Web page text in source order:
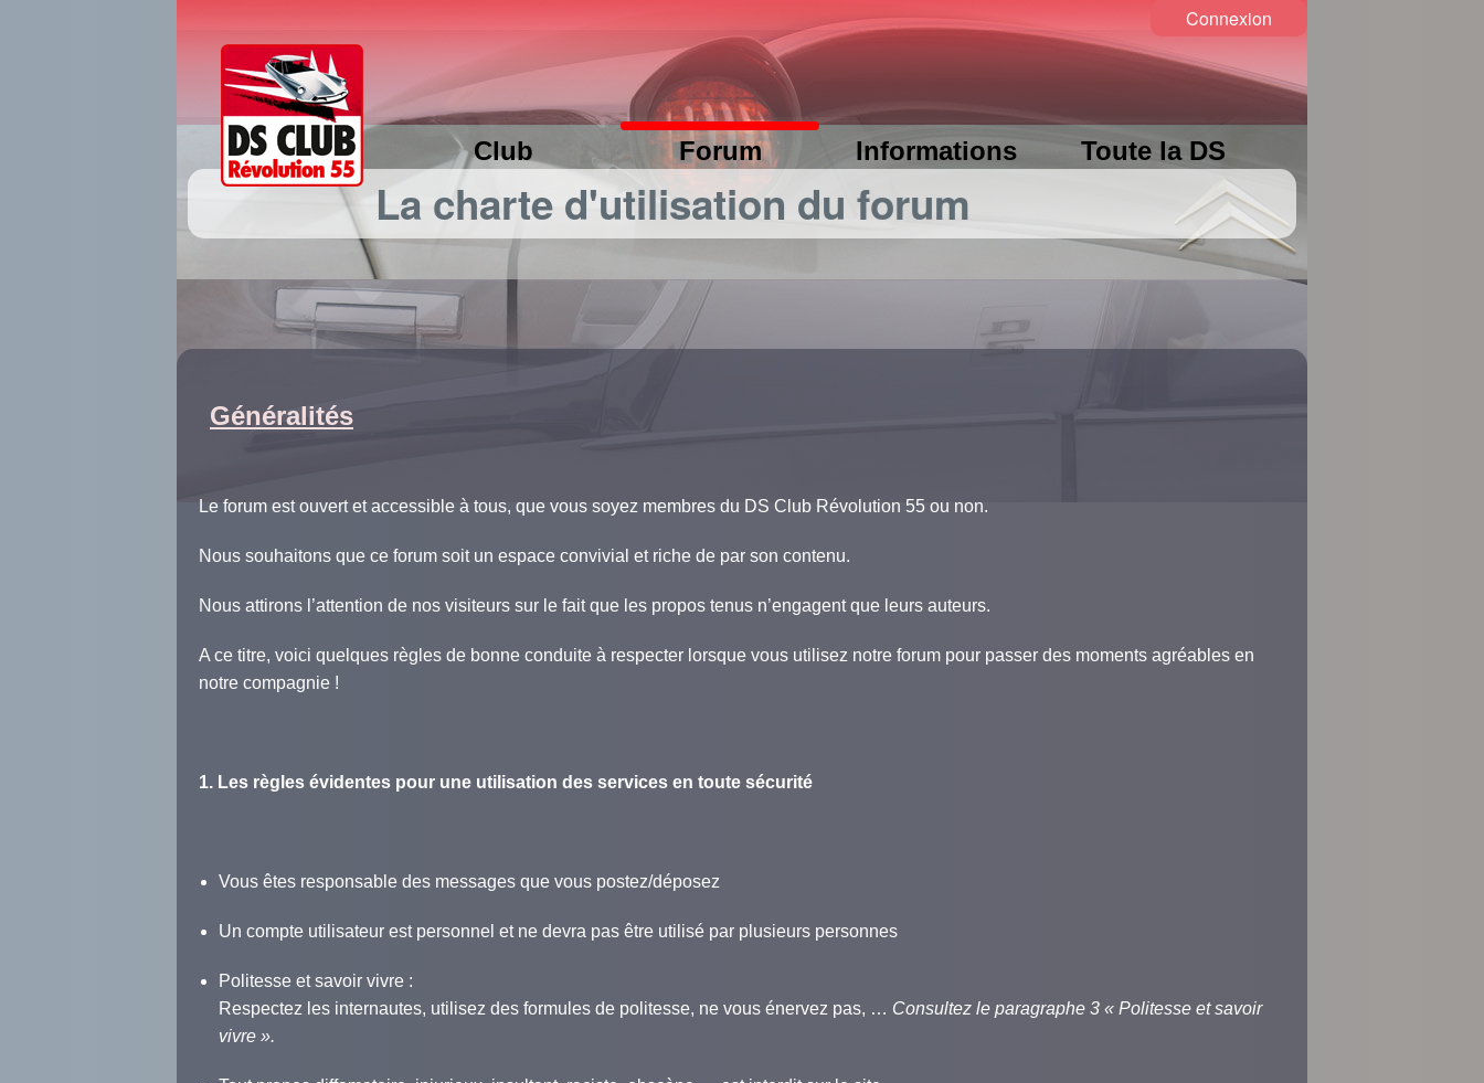
Connexion
Club Forum Informations Toute la DS
La charte d'utilisation du forum
Généralités
Le forum est ouvert et accessible à tous, que vous soyez membres du DS Club Révolution 55 ou non.
Nous souhaitons que ce forum soit un espace convivial et riche de par son contenu.
Nous attirons l’attention de nos visiteurs sur le fait que les propos tenus n’engagent que leurs auteurs.
A ce titre, voici quelques règles de bonne conduite à respecter lorsque vous utilisez notre forum pour passer des moments agréables en
notre compagnie !
1. Les règles évidentes pour une utilisation des services en toute sécurité
Vous êtes responsable des messages que vous postez/déposez
Un compte utilisateur est personnel et ne devra pas être utilisé par plusieurs personnes
Politesse et savoir vivre :
Respectez les internautes, utilisez des formules de politesse, ne vous énervez pas, … Consultez le paragraphe 3 « Politesse et savoir
vivre ».